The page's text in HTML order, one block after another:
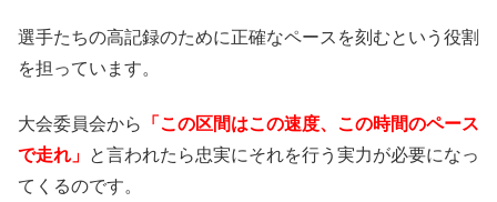
選手たちの高記録のために正確なペースを刻むという役割
を担っています。
大会委員会から
「この区間はこの速度、この時間のペース
で走れ」 と言われたら忠実にそれを行う実力が必要になっ
てくるのです。